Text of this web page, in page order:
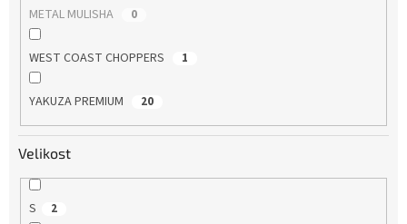
METAL MULISHA 0
WEST COAST CHOPPERS 1
YAKUZA PREMIUM 20
Velikost
S 2